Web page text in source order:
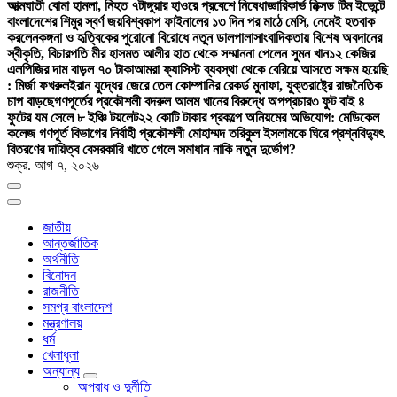
আত্মঘাতী বোমা হামলা, নিহত ৭টাঙ্গুয়ার হাওরে প্রবেশে নিষেধাজ্ঞারিকার্ভ মিক্সড টিম ইভেন্টে
বাংলাদেশের শিমুর স্বর্ণ জয়বিশ্বকাপ ফাইনালের ১৩ দিন পর মাঠে মেসি, নেমেই হতবাক
করলেনকঙ্গনা ও হৃত্বিকের পুরোনো বিরোধে নতুন ডালপালাসাংবাদিকতায় বিশেষ অবদানের
স্বীকৃতি, বিচারপতি মীর হাসমত আলীর হাত থেকে সম্মাননা পেলেন সুমন খান১২ কেজির
এলপিজির দাম বাড়ল ৭০ টাকাআমরা ফ্যাসিস্ট ব্যবস্থা থেকে বেরিয়ে আসতে সক্ষম হয়েছি
: মির্জা ফখরুলইরান যুদ্ধের জেরে তেল কোম্পানির রেকর্ড মুনাফা, যুক্তরাষ্ট্রে রাজনৈতিক
চাপ বাড়ছেগণপূর্তের প্রকৌশলী বদরুল আলম খানের বিরুদ্ধে অপপ্রচার৩ ফুট বাই ৪
ফুটের যম সেলে ৮ ইঞ্চি টয়লেট২২ কোটি টাকার প্রকল্পে অনিয়মের অভিযোগ: মেডিকেল
কলেজ গণপূর্ত বিভাগের নির্বাহী প্রকৌশলী মোহাম্মদ তরিকুল ইসলামকে ঘিরে প্রশ্নবিদ্যুৎ
বিতরণের দায়িত্ব বেসরকারি খাতে গেলে সমাধান নাকি নতুন দুর্ভোগ?
শুক্র. আগ ৭, ২০২৬
জাতীয়
আন্তর্জাতিক
অর্থনীতি
বিনোদন
রাজনীতি
সমগ্র বাংলাদেশ
মন্ত্রণালয়
ধর্ম
খেলাধুলা
অন্যান্য
অপরাধ ও দুর্নীতি